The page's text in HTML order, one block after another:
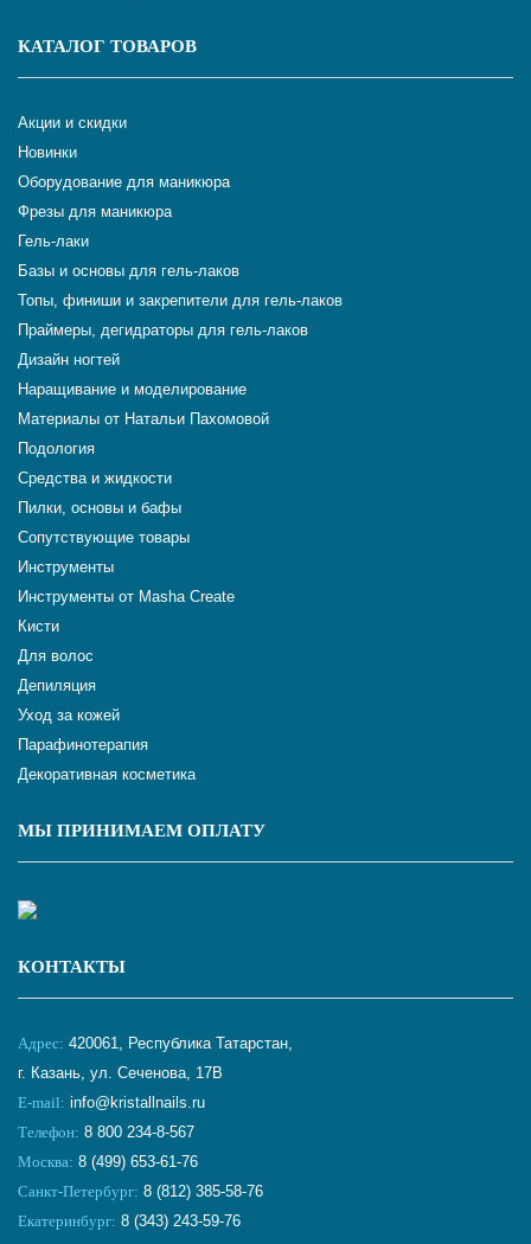
КАТАЛОГ ТОВАРОВ
Акции и скидки
Новинки
Оборудование для маникюра
Фрезы для маникюра
Гель-лаки
Базы и основы для гель-лаков
Топы, финиши и закрепители для гель-лаков
Праймеры, дегидраторы для гель-лаков
Дизайн ногтей
Наращивание и моделирование
Материалы от Натальи Пахомовой
Подология
Средства и жидкости
Пилки, основы и бафы
Сопутствующие товары
Инструменты
Инструменты от Masha Create
Кисти
Для волос
Депиляция
Уход за кожей
Парафинотерапия
Декоративная косметика
МЫ ПРИНИМАЕМ ОПЛАТУ
КОНТАКТЫ
Адрес: 420061, Республика Татарстан,
г. Казань, ул. Сеченова, 17В
E-mail: info@kristallnails.ru
Телефон: 8 800 234-8-567
Москва: 8 (499) 653-61-76
Санкт-Петербург: 8 (812) 385-58-76
Екатеринбург: 8 (343) 243-59-76